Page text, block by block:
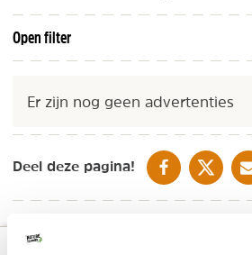
Open filter
Er zijn nog geen advertenties
Deel deze pagina! DELEN OPDELEN OP